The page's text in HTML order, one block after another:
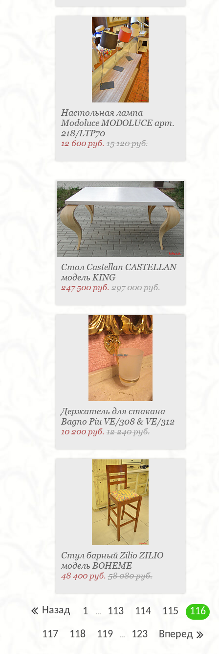
Настольная лампа
Modoluce MODOLUCE арт.
218/LTP70
12 600 руб.15 120 руб.
Стол Castellan CASTELLAN
модель KING
247 500 руб.297 000 руб.
Держатель для стакана
Bagno Piu VE/308 & VE/312
10 200 руб.12 240 руб.
Стул барный Zilio ZILIO
модель BOHEME
48 400 руб.58 080 руб.
Назад 1 ... 113 114 115 116
117 118 119 ... 123 Вперед